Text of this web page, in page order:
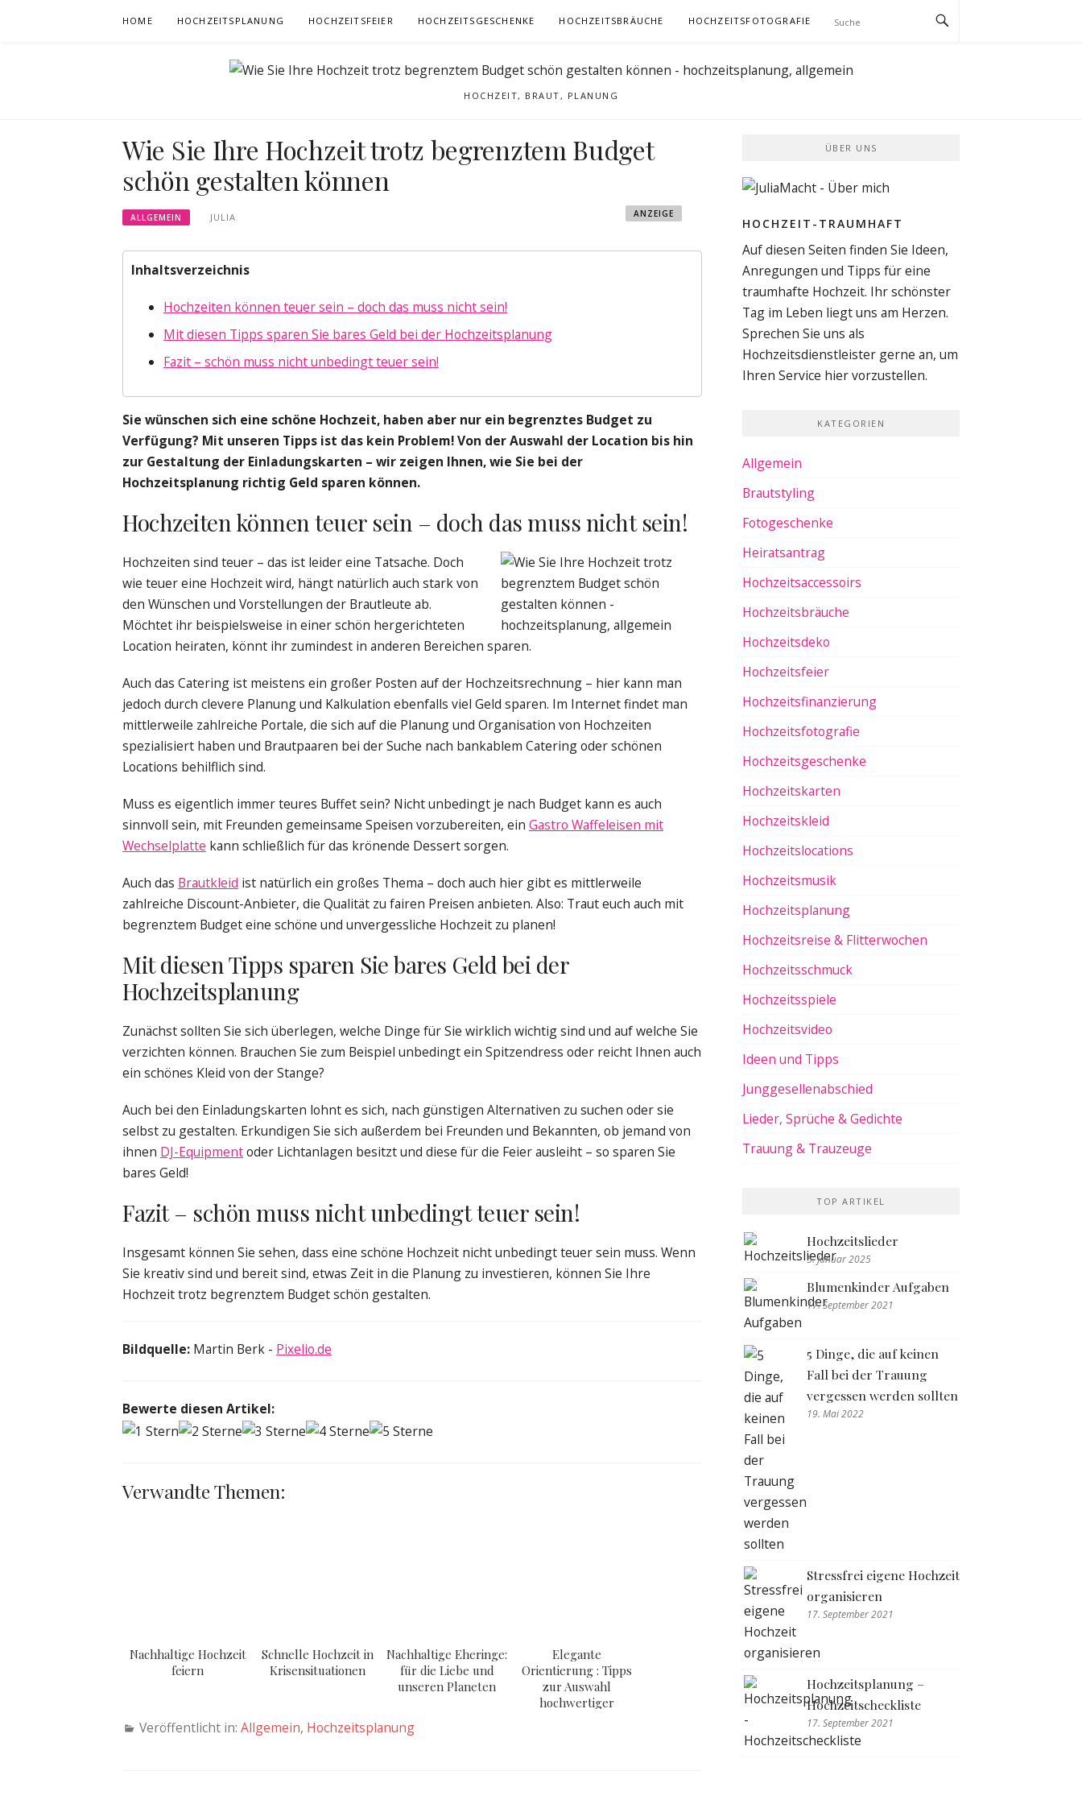
HOME HOCHZEITSPLANUNG HOCHZEITSFEIER HOCHZEITSGESCHENKE HOCHZEITSBRÄUCHE HOCHZEITSFOTOGRAFIE
HOCHZEIT, BRAUT, PLANUNG
Wie Sie Ihre Hochzeit trotz begrenztem Budget
schön gestalten können
ALLGEMEIN JULIA ANZEIGE
Inhaltsverzeichnis
Hochzeiten können teuer sein – doch das muss nicht sein!
Mit diesen Tipps sparen Sie bares Geld bei der Hochzeitsplanung
Fazit – schön muss nicht unbedingt teuer sein!
Sie wünschen sich eine schöne Hochzeit, haben aber nur ein begrenztes Budget zu
Verfügung? Mit unseren Tipps ist das kein Problem! Von der Auswahl der Location bis hin
zur Gestaltung der Einladungskarten – wir zeigen Ihnen, wie Sie bei der
Hochzeitsplanung richtig Geld sparen können.
Hochzeiten können teuer sein – doch das muss nicht sein!
Hochzeiten sind teuer – das ist leider eine Tatsache. Doch
wie teuer eine Hochzeit wird, hängt natürlich auch stark von
den Wünschen und Vorstellungen der Brautleute ab.
Möchtet ihr beispielsweise in einer schön hergerichteten
Location heiraten, könnt ihr zumindest in anderen Bereichen sparen.
Auch das Catering ist meistens ein großer Posten auf der Hochzeitsrechnung – hier kann man
jedoch durch clevere Planung und Kalkulation ebenfalls viel Geld sparen. Im Internet findet man
mittlerweile zahlreiche Portale, die sich auf die Planung und Organisation von Hochzeiten
spezialisiert haben und Brautpaaren bei der Suche nach bankablem Catering oder schönen
Locations behilflich sind.
Muss es eigentlich immer teures Buffet sein? Nicht unbedingt je nach Budget kann es auch
sinnvoll sein, mit Freunden gemeinsame Speisen vorzubereiten, ein Gastro Waffeleisen mit
Wechselplatte kann schließlich für das krönende Dessert sorgen.
Auch das Brautkleid ist natürlich ein großes Thema – doch auch hier gibt es mittlerweile
zahlreiche Discount-Anbieter, die Qualität zu fairen Preisen anbieten. Also: Traut euch auch mit
begrenztem Budget eine schöne und unvergessliche Hochzeit zu planen!
Mit diesen Tipps sparen Sie bares Geld bei der
Hochzeitsplanung
Zunächst sollten Sie sich überlegen, welche Dinge für Sie wirklich wichtig sind und auf welche Sie
verzichten können. Brauchen Sie zum Beispiel unbedingt ein Spitzendress oder reicht Ihnen auch
ein schönes Kleid von der Stange?
Auch bei den Einladungskarten lohnt es sich, nach günstigen Alternativen zu suchen oder sie
selbst zu gestalten. Erkundigen Sie sich außerdem bei Freunden und Bekannten, ob jemand von
ihnen DJ-Equipmentoder Lichtanlagen besitzt und diese für die Feier ausleiht – so sparen Sie
bares Geld!
Fazit – schön muss nicht unbedingt teuer sein!
Insgesamt können Sie sehen, dass eine schöne Hochzeit nicht unbedingt teuer sein muss. Wenn
Sie kreativ sind und bereit sind, etwas Zeit in die Planung zu investieren, können Sie Ihre
Hochzeit trotz begrenztem Budget schön gestalten.
Bildquelle: Martin Berk - Pixelio.de
Bewerte diesen Artikel:
Verwandte Themen:
Nachhaltige Hochzeit
feiern
Schnelle Hochzeit in
Krisensituationen
Nachhaltige Eheringe:
für die Liebe und
unseren Planeten
Elegante
Orientierung : Tipps
zur Auswahl
hochwertiger
Veröffentlicht in: Allgemein, Hochzeitsplanung
ÜBER UNS
HOCHZEIT-TRAUMHAFT
Auf diesen Seiten finden Sie Ideen,
Anregungen und Tipps für eine
traumhafte Hochzeit. Ihr schönster
Tag im Leben liegt uns am Herzen.
Sprechen Sie uns als
Hochzeitsdienstleister gerne an, um
Ihren Service hier vorzustellen.
KATEGORIEN
Allgemein
Brautstyling
Fotogeschenke
Heiratsantrag
Hochzeitsaccessoirs
Hochzeitsbräuche
Hochzeitsdeko
Hochzeitsfeier
Hochzeitsfinanzierung
Hochzeitsfotografie
Hochzeitsgeschenke
Hochzeitskarten
Hochzeitskleid
Hochzeitslocations
Hochzeitsmusik
Hochzeitsplanung
Hochzeitsreise & Flitterwochen
Hochzeitsschmuck
Hochzeitsspiele
Hochzeitsvideo
Ideen und Tipps
Junggesellenabschied
Lieder, Sprüche & Gedichte
Trauung & Trauzeuge
TOP ARTIKEL
Hochzeitslieder
5. Januar 2025
Blumenkinder Aufgaben
17. September 2021
5 Dinge, die auf keinen
Fall bei der Trauung
vergessen werden sollten
19. Mai 2022
Stressfrei eigene Hochzeit
organisieren
17. September 2021
Hochzeitsplanung –
Hochzeitscheckliste
17. September 2021